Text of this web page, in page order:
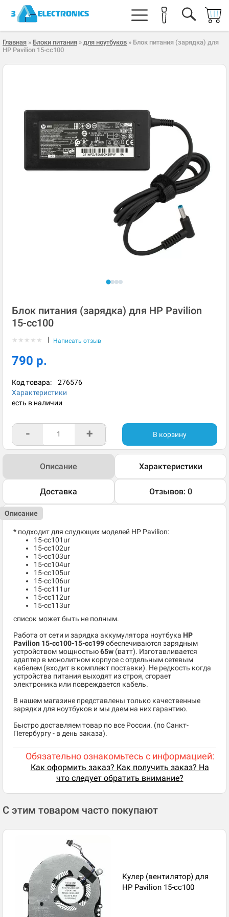
Главная » Блоки питания » для ноутбуков » Блок питания (зарядка) для
HP Pavilion 15-cc100
Блок питания (зарядка) для HP Pavilion
15-cc100
★ ★ ★ ★ ★ | Написать отзыв
790 р.
Код товара: 276576
Характеристики
есть в наличии
- + В корзину
Описание Характеристики
Доставка Отзывов: 0
Описание
* подходит для слудющих моделей HP Pavilion:
15-cc101ur
15-cc102ur
15-cc103ur
15-cc104ur
15-cc105ur
15-cc106ur
15-cc111ur
15-cc112ur
15-cc113ur
список может быть не полным.
Работа от сети и зарядка аккумулятора ноутбука HP
Pavilion 15-cc100-15-cc199обеспечиваются зарядным
устройством мощностью65w (ватт). Изготавливается
адаптер в монолитном корпусе с отдельным сетевым
кабелем (входит в комплект поставки). Не редкость когда
устройства питания выходят из строя, сгорает
электроника или повреждается кабель.
В нашем магазине представлены только качественные
зарядки для ноутбуков и мы даем на них гарантию.
Быстро доставляем товар по все России. (по Санкт-
Петербургу - в день заказа).
Обязательно ознакомьтесь с информацией:
Как оформить заказ? Как получить заказ? На
что следует обратить внимание?
С этим товаром часто покупают
Кулер (вентилятор) для
HP Pavilion 15-cc100